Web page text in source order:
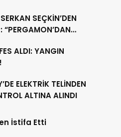
SEÇKİN’DEN
ALDI: YANGIN
ELEKTRİK TELİNDEN
ALTINA ALINDI
İstifa Etti